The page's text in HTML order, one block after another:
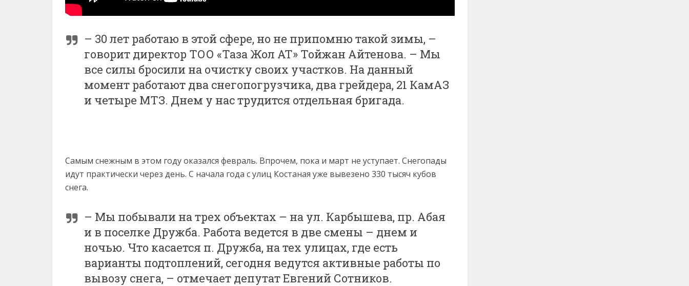
– 30 лет работаю в этой сфере, но не припомню такой зимы, –
говорит директор ТОО «Таза Жол АТ» Тойжан Айтенова. – Мы
все силы бросили на очистку своих участков. На данный
момент работают два снегопогрузчика, два грейдера, 21 КамАЗ
и четыре МТЗ. Днем у нас трудится отдельная бригада.
Самым снежным в этом году оказался февраль. Впрочем, пока и март не уступает. Снегопады
идут практически через день. С начала года с улиц Костаная уже вывезено 330 тысяч кубов
снега.
– Мы побывали на трех объектах – на ул. Карбышева, пр. Абая
и в поселке Дружба. Работа ведется в две смены – днем и
ночью. Что касается п. Дружба, на тех улицах, где есть
варианты подтоплений, сегодня ведутся активные работы по
вывозу снега, – отмечает депутат Евгений Сотников.